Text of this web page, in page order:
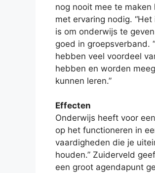
nog nooit mee te
met ervaring nodig.
is om onderwijs te
goed in groepsverband.
hebben veel voordeel
hebben en worden
kunnen leren.”
Effecten
Onderwijs heeft voor
op het functioneren in
vaardigheden die je
houden.” Zuiderveld
een groot agendapunt